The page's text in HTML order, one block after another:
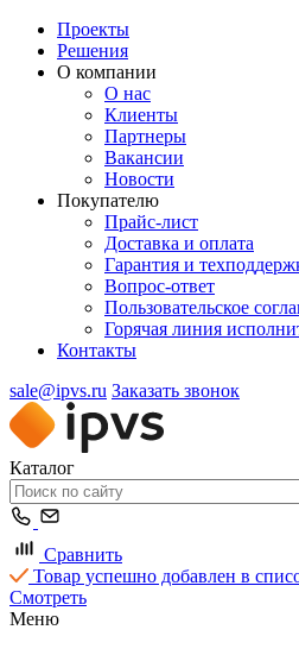
Проекты
Решения
О компании
О нас
Клиенты
Партнеры
Вакансии
Новости
Покупателю
Прайс-лист
Доставка и оплата
Гарантия и
Вопрос-ответ
Пользовательское
Горячая линия
Контакты
sale@ipvs.ru Заказать звонок
Каталог
Сравнить
Товар успешно добавлен в
Смотреть
Меню